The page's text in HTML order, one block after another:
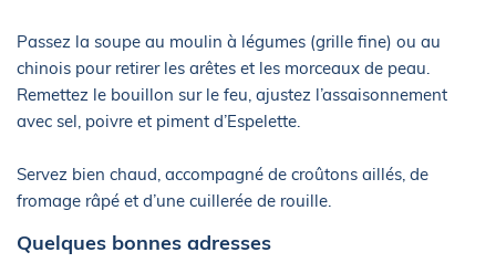
Passez la soupe au moulin à légumes (grille fine) ou au
chinois pour retirer les arêtes et les morceaux de peau.
Remettez le bouillon sur le feu, ajustez l’assaisonnement
avec sel, poivre et piment d’Espelette.
Servez bien chaud, accompagné de croûtons aillés, de
fromage râpé et d’une cuillerée de rouille.
Quelques bonnes adresses